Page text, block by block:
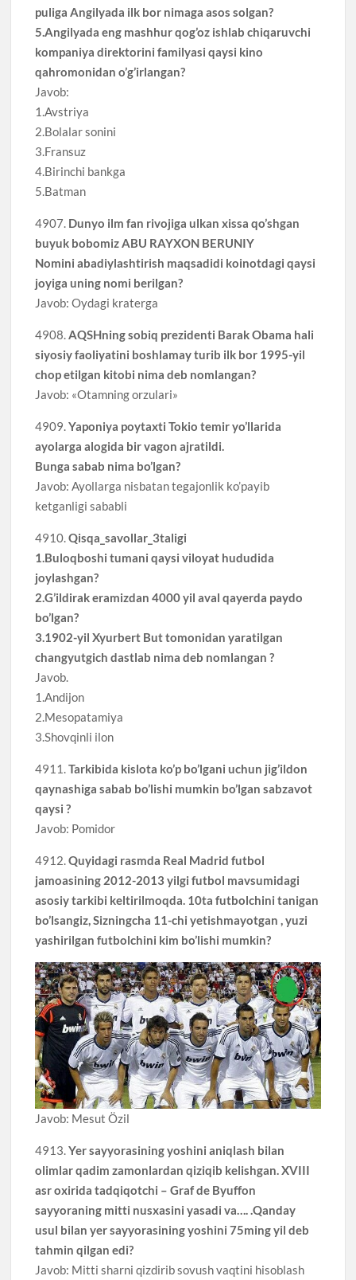
puliga Angilyada ilk bor nimaga asos solgan?
5.Angilyada eng mashhur qog’oz ishlab chiqaruvchi
kompaniya direktorini familyasi qaysi kino
qahromonidan o’g’irlangan?
Javob:
1.Avstriya
2.Bolalar sonini
3.Fransuz
4.Birinchi bankga
5.Batman
4907. Dunyo ilm fan rivojiga ulkan xissa qo’shgan
buyuk bobomiz ABU RAYXON BERUNIY
Nomini abadiylashtirish maqsadidi koinotdagi qaysi
joyiga uning nomi berilgan?
Javob: Oydagi kraterga
4908. AQSHning sobiq prezidenti Barak Obama hali
siyosiy faoliyatini boshlamay turib ilk bor 1995-yil
chop etilgan kitobi nima deb nomlangan?
Javob: «Otamning orzulari»
4909.Yaponiya poytaxti Tokio temir yo’llarida
ayolarga alogida bir vagon ajratildi.
Bunga sabab nima bo’lgan?
Javob: Ayollarga nisbatan tegajonlik ko’payib
ketganligi sababli
4910.Qisqa_savollar_3taligi
1.Buloqboshi tumani qaysi viloyat hududida
joylashgan?
2.G’ildirak eramizdan 4000 yil aval qayerda paydo
bo’lgan?
3.1902-yil Xyurbert But tomonidan yaratilgan
changyutgich dastlab nima deb nomlangan ?
Javob.
1.Andijon
2.Mesopatamiya
3.Shovqinli ilon
4911.Tarkibida kislota ko’p bo’lgani uchun jig’ildon
qaynashiga sabab bo’lishi mumkin bo’lgan sabzavot
qaysi ?
Javob: Pomidor
4912.Quyidagi rasmda Real Madrid futbol
jamoasining 2012-2013 yilgi futbol mavsumidagi
asosiy tarkibi keltirilmoqda. 10ta futbolchini tanigan
bo’lsangiz, Sizningcha 11-chi yetishmayotgan , yuzi
yashirilgan futbolchini kim bo’lishi mumkin?
Javob: Mesut Özil
4913.Yer sayyorasining yoshini aniqlash bilan
olimlar qadim zamonlardan qiziqib kelishgan. XVIII
asr oxirida tadqiqotchi – Graf de Byuffon
sayyoraning mitti nusxasini yasadi va…. .Qanday
usul bilan yer sayyorasining yoshini 75ming yil deb
tahmin qilgan edi?
Javob: Mitti sharni qizdirib sovush vaqtini hisoblash